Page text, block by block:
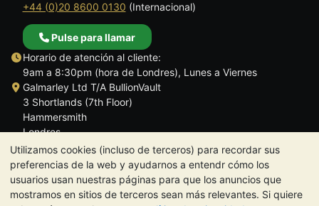
Utilizamos cookies (incluso de terceros) para recordar sus
preferencias de la web y ayudarnos a entendr cómo los
usuarios usan nuestras páginas para que los anuncios que
mostramos en sitios de terceros sean más relevantes. Si quiere
+44 (0)20 8600 0130 (Internacional)
Pulse para llamar
Horario de atención al cliente:
9am a 8:30pm (hora de Londres), Lunes a Viernes
Galmarley Ltd T/A BullionVault
3 Shortlands (7th Floor)
Hammersmith
Londres
W6 8DA
Reino Unido